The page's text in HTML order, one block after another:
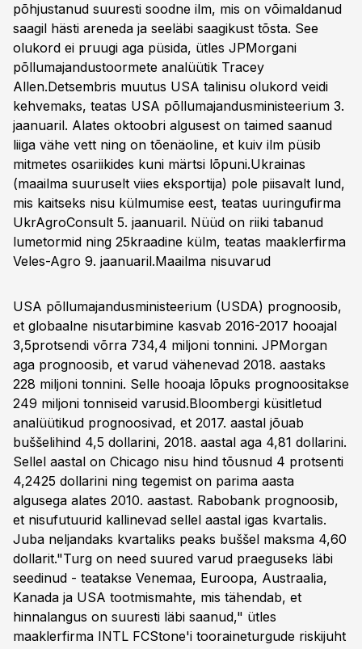
põhjustanud suuresti soodne ilm, mis on võimaldanud
saagil hästi areneda ja seeläbi saagikust tõsta. See
olukord ei pruugi aga püsida, ütles JPMorgani
põllumajandustoormete analüütik Tracey
Allen.Detsembris muutus USA talinisu olukord veidi
kehvemaks, teatas USA põllumajandusministeerium 3.
jaanuaril. Alates oktoobri algusest on taimed saanud
liiga vähe vett ning on tõenäoline, et kuiv ilm püsib
mitmetes osariikides kuni märtsi lõpuni.Ukrainas
(maailma suuruselt viies eksportija) pole piisavalt lund,
mis kaitseks nisu külmumise eest, teatas uuringufirma
UkrAgroConsult 5. jaanuaril. Nüüd on riiki tabanud
lumetormid ning 25kraadine külm, teatas maaklerfirma
Veles-Agro 9. jaanuaril.Maailma nisuvarud
USA põllumajandusministeerium (USDA) prognoosib,
et globaalne nisutarbimine kasvab 2016-2017 hooajal
3,5protsendi võrra 734,4 miljoni tonnini. JPMorgan
aga prognoosib, et varud vähenevad 2018. aastaks
228 miljoni tonnini. Selle hooaja lõpuks prognoositakse
249 miljoni tonniseid varusid.Bloombergi küsitletud
analüütikud prognoosivad, et 2017. aastal jõuab
buššelihind 4,5 dollarini, 2018. aastal aga 4,81 dollarini.
Sellel aastal on Chicago nisu hind tõusnud 4 protsenti
4,2425 dollarini ning tegemist on parima aasta
algusega alates 2010. aastast. Rabobank prognoosib,
et nisufutuurid kallinevad sellel aastal igas kvartalis.
Juba neljandaks kvartaliks peaks buššel maksma 4,60
dollarit."Turg on need suured varud praeguseks läbi
seedinud - teatakse Venemaa, Euroopa, Austraalia,
Kanada ja USA tootmismahte, mis tähendab, et
hinnalangus on suuresti läbi saanud," ütles
maaklerfirma INTL FCStone'i tooraineturgude riskijuht